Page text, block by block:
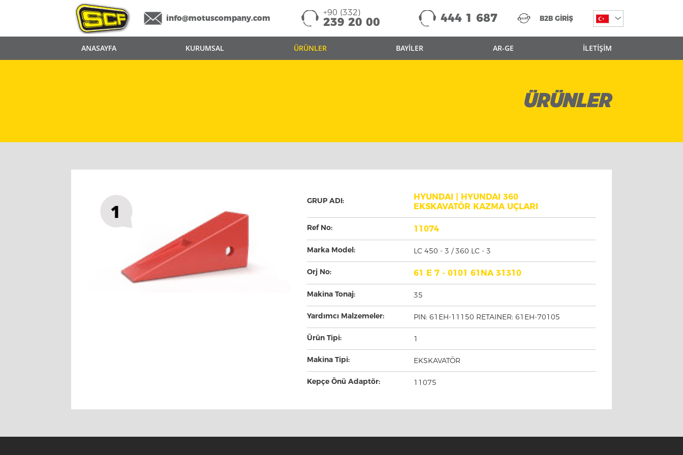
info@motuscompany.com
+90 (332)
239 20 00 444 1 687 B2B GİRİŞ
ANASAYFA KURUMSAL ÜRÜNLER BAYİLER AR-GE İLETİŞİM
ÜRÜNLER
GRUP ADI:
HYUNDAI | HYUNDAI 360
EKSKAVATÖR KAZMA UÇLARI
Ref No: 11074
Marka Model: LC 450 - 3 / 360 LC - 3
Orj No: 61 E 7 - 0101 61NA 31310
Makina Tonaj: 35
Yardımcı Malzemeler: PIN: 61EH-11150 RETAINER: 61EH-70105
Ürün Tipi: 1
Makina Tipi: EKSKAVATÖR
Kepçe Önü Adaptör: 11075